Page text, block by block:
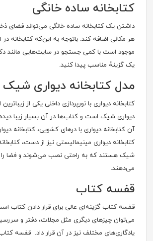
کتابخانه ساده خانگی
داشتن یک کتابخانه ساده خانگی می‌تواند فضای
هر مکانی اضافه کند. باتوجه به این‌که کتابخانه در
موجود است با کمی جستجو در سایت‌هایی مانند
یک گزینۀ مناسب پیدا کنید.
مدل کتابخانه دیواری شیک
کتابخانه دیواری با نورپردازی داخلی یکی از
دیواری شیک است و کتاب‌ها در آن بسیار زیبا
آن کتابخانه دیواری با درهای کشویی، کتابخانه
کتابخانه دیواری مینیمالیستی نیز از دست،
شیک هستند که به راحتی نصب می‌شوند و فضا را
می‌دهند.
قفسه کتاب
قفسه کتاب گزینه‌ای عالی برای قرار دادن کتاب
می‌توان چیزهای دیگری مثل مجلات، دفتر و
یادگاری‌های مختلف نیز در آن قرار داد. قفسه